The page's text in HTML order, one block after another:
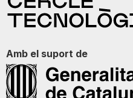
Amb el suport de